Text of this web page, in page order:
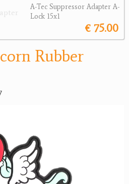
A-Tec Suppressor Adapter A-
Lock 15x1
€ 75.00
Rubber